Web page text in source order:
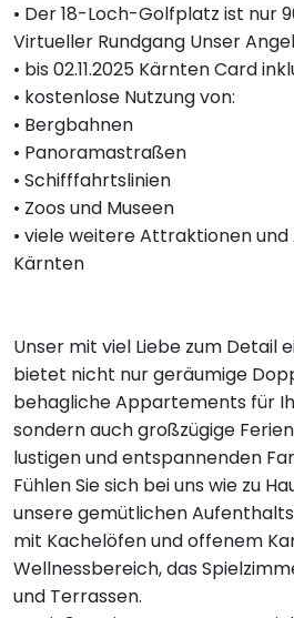
• Der 18-Loch-Golfplatz ist nur
Virtueller Rundgang Unser
• bis 02.11.2025 Kärnten Card
• kostenlose Nutzung von:
• Bergbahnen
• Panoramastraßen
• Schifffahrtslinien
• Zoos und Museen
• viele weitere Attraktionen und
Kärnten
Unser mit viel Liebe zum Detail
bietet nicht nur geräumige
behagliche Appartements für
sondern auch großzügige
lustigen und entspannenden
Fühlen Sie sich bei uns wie zu
unsere gemütlichen
mit Kachelöfen und offenem
Wellnessbereich, das
und Terrassen.